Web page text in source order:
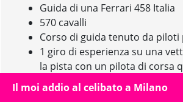
Guida di una Ferrari 458 Italia
570 cavalli
Corso di guida tenuto da
1 giro di esperienza su una
la pista con un pilota di corsa
Video
Briefing tecnico sulla vettura
Il moi addio al celibato a Milano